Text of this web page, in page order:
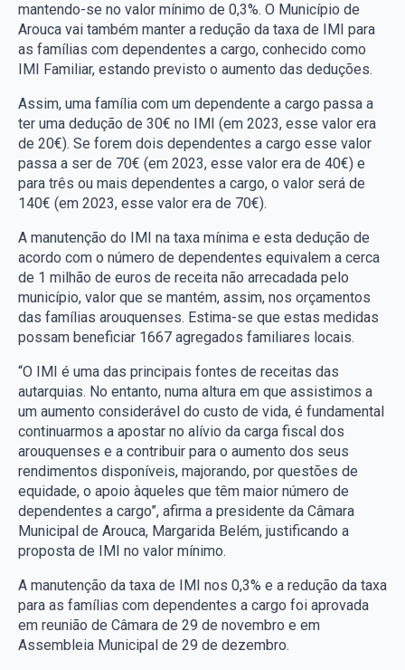
mantendo-se no valor mínimo de 0,3%. O Município de
Arouca vai também manter a redução da taxa de IMI para
as famílias com dependentes a cargo, conhecido como
IMI Familiar, estando previsto o aumento das deduções.
Assim, uma família com um dependente a cargo passa a
ter uma dedução de 30€ no IMI (em 2023, esse valor era
de 20€). Se forem dois dependentes a cargo esse valor
passa a ser de 70€ (em 2023, esse valor era de 40€) e
para três ou mais dependentes a cargo, o valor será de
140€ (em 2023, esse valor era de 70€).
A manutenção do IMI na taxa mínima e esta dedução de
acordo com o número de dependentes equivalem a cerca
de 1 milhão de euros de receita não arrecadada pelo
município, valor que se mantém, assim, nos orçamentos
das famílias arouquenses. Estima-se que estas medidas
possam beneficiar 1667 agregados familiares locais.
“O IMI é uma das principais fontes de receitas das
autarquias. No entanto, numa altura em que assistimos a
um aumento considerável do custo de vida, é fundamental
continuarmos a apostar no alívio da carga fiscal dos
arouquenses e a contribuir para o aumento dos seus
rendimentos disponíveis, majorando, por questões de
equidade, o apoio àqueles que têm maior número de
dependentes a cargo”, afirma a presidente da Câmara
Municipal de Arouca, Margarida Belém, justificando a
proposta de IMI no valor mínimo.
A manutenção da taxa de IMI nos 0,3% e a redução da taxa
para as famílias com dependentes a cargo foi aprovada
em reunião de Câmara de 29 de novembro e em
Assembleia Municipal de 29 de dezembro.